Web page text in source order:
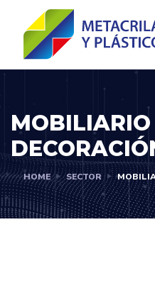
MOBILIARIO
HOME SECTOR